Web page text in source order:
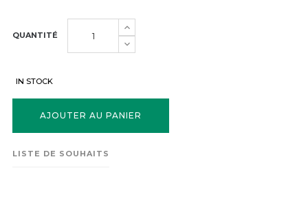
QUANTITÉ
IN STOCK
AJOUTER AU PANIER
LISTE DE SOUHAITS